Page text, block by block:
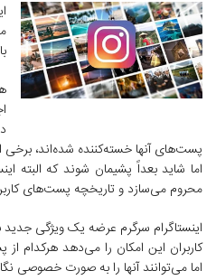
پست‌های آنها خسته‌کننده شده‌اند، برخی
اما شاید بعداً پشیمان شوند که البته
محروم می‌سازد و تاریخچه پست‌های
کاربران این امکان را می‌دهد هرکدام از
اما می‌توانند آنها را به صورت خصوصی نگاه